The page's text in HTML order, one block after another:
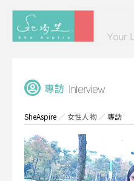
SheAspire ／ 女性人物／專訪